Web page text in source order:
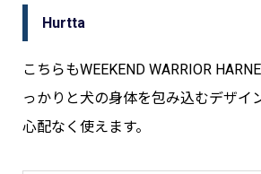
Hurtta
こちらもWEEKEND WARRIOR
っかりと犬の身体を包み込むデザイ
心配なく使えます。